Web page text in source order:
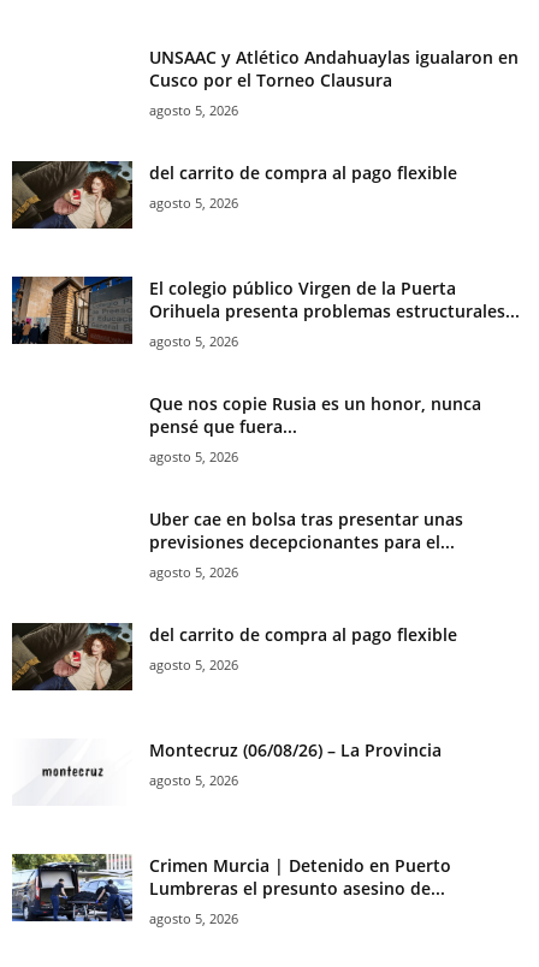
UNSAAC y Atlético Andahuaylas igualaron en
Cusco por el Torneo Clausura
agosto 5, 2026
del carrito de compra al pago flexible
agosto 5, 2026
El colegio público Virgen de la Puerta
Orihuela presenta problemas estructurales...
agosto 5, 2026
Que nos copie Rusia es un honor, nunca
pensé que fuera...
agosto 5, 2026
Uber cae en bolsa tras presentar unas
previsiones decepcionantes para el...
agosto 5, 2026
del carrito de compra al pago flexible
agosto 5, 2026
Montecruz (06/08/26) – La Provincia
agosto 5, 2026
Crimen Murcia | Detenido en Puerto
Lumbreras el presunto asesino de...
agosto 5, 2026